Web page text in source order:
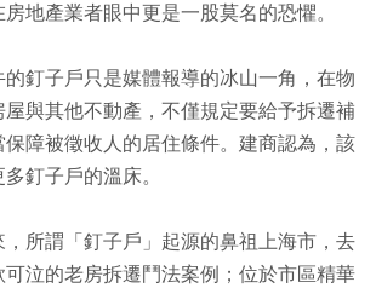
地產業者眼中更是一股莫名的恐懼。
釘子戶只是媒體報導的冰山一角，在物
與其他不動產，不僅規定要給予拆遷補
障被徵收人的居住條件。建商認為，該
釘子戶的溫床。
所謂「釘子戶」起源的鼻祖上海市，去
泣的老房拆遷鬥法案例；位於市區精華